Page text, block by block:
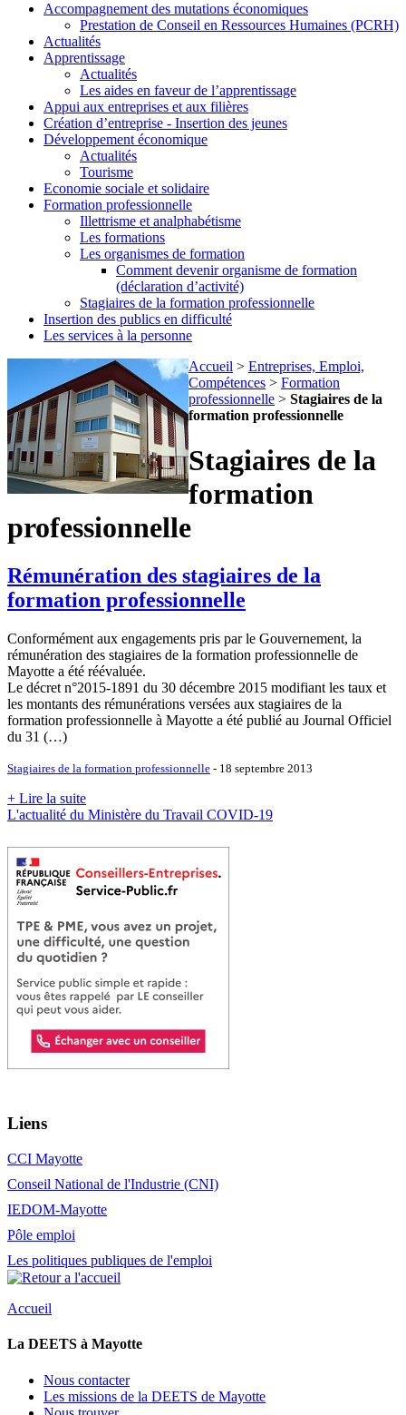
Accompagnement des mutations économiques
Prestation de Conseil en Ressources Humaines (PCRH)
Actualités
Apprentissage
Actualités
Les aides en faveur de l’apprentissage
Appui aux entreprises et aux filières
Création d’entreprise - Insertion des jeunes
Développement économique
Actualités
Tourisme
Economie sociale et solidaire
Formation professionnelle
Illettrisme et analphabétisme
Les formations
Les organismes de formation
Comment devenir organisme de formation
(déclaration d’activité)
Stagiaires de la formation professionnelle
Insertion des publics en difficulté
Les services à la personne
Accueil > Entreprises, Emploi,
Compétences > Formation
professionnelle > Stagiaires de la
formation professionnelle
Stagiaires de la
formation
professionnelle
Rémunération des stagiaires de la
formation professionnelle
Conformément aux engagements pris par le Gouvernement, la
rémunération des stagiaires de la formation professionnelle de
Mayotte a été réévaluée.
Le décret n°2015-1891 du 30 décembre 2015 modifiant les taux et
les montants des rémunérations versées aux stagiaires de la
formation professionnelle à Mayotte a été publié au Journal Officiel
du 31 (…)
Stagiaires de la formation professionnelle - 18 septembre 2013
+ Lire la suite
L'actualité du Ministère du Travail COVID-19
Liens
CCI Mayotte
Conseil National de l'Industrie (CNI)
IEDOM-Mayotte
Pôle emploi
Les politiques publiques de l'emploi
Accueil
La DEETS à Mayotte
Nous contacter
Les missions de la DEETS de Mayotte